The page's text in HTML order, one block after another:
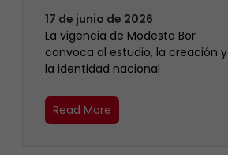
17 de junio de 2026
La vigencia de Modesta Bor
convoca al estudio, la creación y
la identidad nacional
Read More